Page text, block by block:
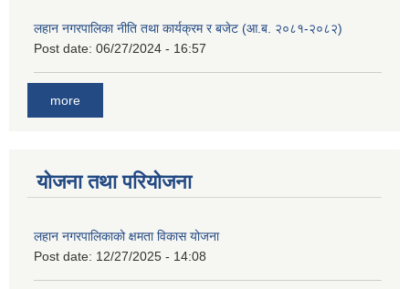
लहान नगरपालिका नीति तथा कार्यक्रम र बजेट (आ.ब. २०८१-२०८२)
Post date: 06/27/2024 - 16:57
more
योजना तथा परियोजना
लहान नगरपालिकाको क्षमता विकास योजना
Post date: 12/27/2025 - 14:08